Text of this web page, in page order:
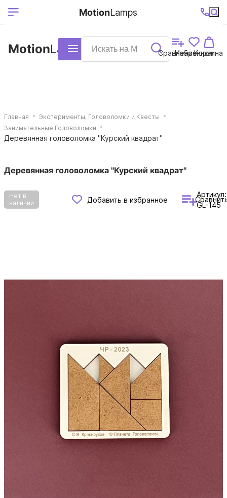
Ваш регион
Выберите ваш
+7 (495)740-
38-68
График
работы
MotionLamps Каталог Сравнение
Избранное
Корзина
MotionLamps
Главная
Эксперименты, Головоломки и Квесты
Занимательные Головоломки
Деревянная головоломка "Курский квадрат"
Деревянная головоломка "Курский квадрат"
Нет в
наличии
Добавить в избранное
Артикул:
GL-145